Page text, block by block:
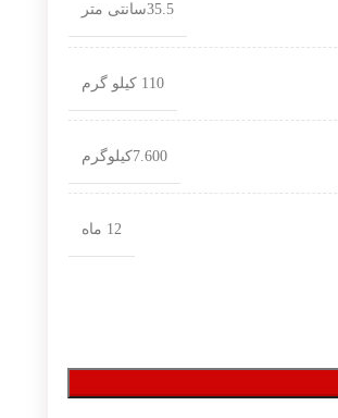
35.5سانتی متر
110 کیلو گرم
7.600کیلوگرم
12 ماه